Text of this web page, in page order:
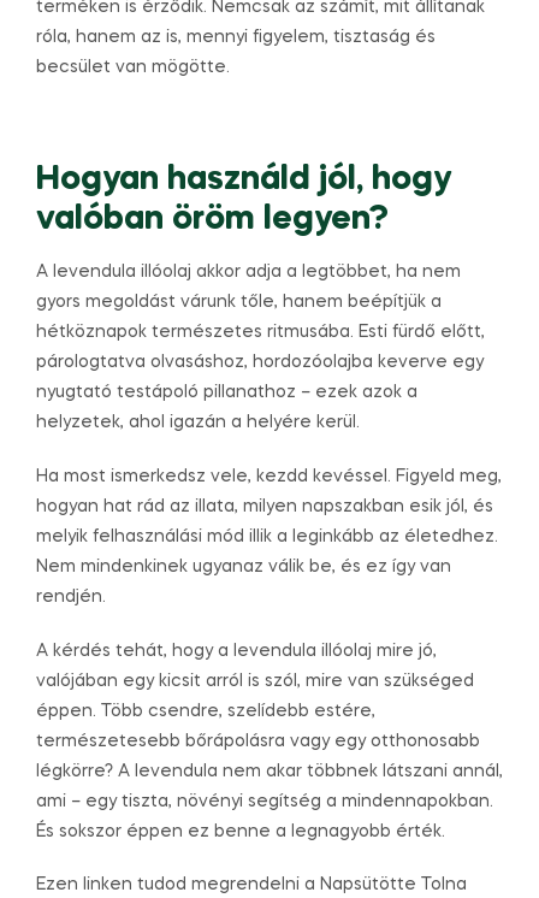
terméken is érződik. Nemcsak az számít, mit állítanak
róla, hanem az is, mennyi figyelem, tisztaság és
becsület van mögötte.
Hogyan használd jól, hogy
valóban öröm legyen?
A levendula illóolaj akkor adja a legtöbbet, ha nem
gyors megoldást várunk tőle, hanem beépítjük a
hétköznapok természetes ritmusába. Esti fürdő előtt,
párologtatva olvasáshoz, hordozóolajba keverve egy
nyugtató testápoló pillanathoz – ezek azok a
helyzetek, ahol igazán a helyére kerül.
Ha most ismerkedsz vele, kezdd kevéssel. Figyeld meg,
hogyan hat rád az illata, milyen napszakban esik jól, és
melyik felhasználási mód illik a leginkább az életedhez.
Nem mindenkinek ugyanaz válik be, és ez így van
rendjén.
A kérdés tehát, hogy a levendula illóolaj mire jó,
valójában egy kicsit arról is szól, mire van szükséged
éppen. Több csendre, szelídebb estére,
természetesebb bőrápolásra vagy egy otthonosabb
légkörre? A levendula nem akar többnek látszani annál,
ami – egy tiszta, növényi segítség a mindennapokban.
És sokszor éppen ez benne a legnagyobb érték.
Ezen linken tudod megrendelni a Napsütötte Tolna